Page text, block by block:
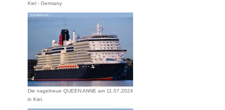
Kiel - Germany.
Die nagelneue QUEEN ANNE am 11.07.2024
in Kiel.